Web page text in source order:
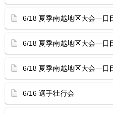
6/18 夏季南越地区大会一
6/18 夏季南越地区大会一
6/18 夏季南越地区大会一
6/16 選手壮行会